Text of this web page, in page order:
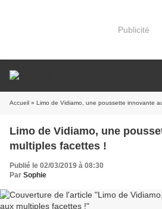
Publicité
Accueil » Limo de Vidiamo, une poussette innovante
Limo de Vidiamo, une poussette innovante
multiples facettes !
Publié le 02/03/2019 à 08:30
Par Sophie